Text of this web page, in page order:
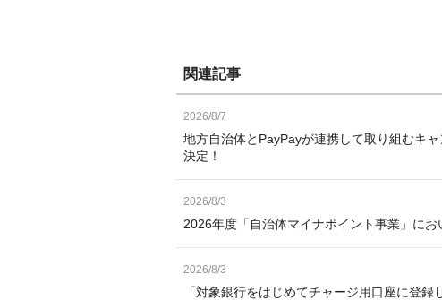
関連記事
2026/8/7
地方自治体とPayPayが連携して取り組むキ
決定！
2026/8/3
2026年度「自治体マイナポイント事業」に
2026/8/3
「対象銀行をはじめてチャージ用口座に登